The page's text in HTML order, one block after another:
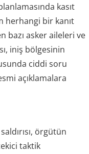
kasıt
herhangi bir kanıt
bazı asker aileleri ve
iniş bölgesinin
ciddi soru
açıklamalara
örgütün
taktik